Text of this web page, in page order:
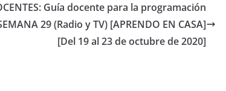
Guía docente para la programación
29 (Radio y TV) [APRENDO EN CASA]
[Del 19 al 23 de octubre de 2020]